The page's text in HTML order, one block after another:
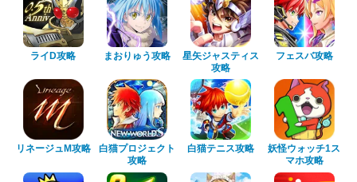
ライD攻略 まおりゅう攻略
星矢ジャスティス
攻略
フェスバ攻略
リネージュM攻略
白猫プロジェクト
攻略
白猫テニス攻略
妖怪ウォッチ1ス
マホ攻略